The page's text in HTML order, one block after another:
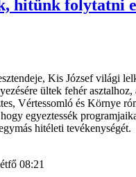
hitünk folytatni
Kis József világi
ültek fehér
Vértessomló és Környe
egyeztessék
hitéleti tevékenységét.
08:21